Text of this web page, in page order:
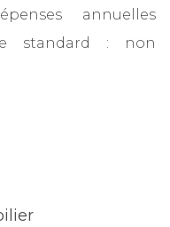
annuelles
standard : non